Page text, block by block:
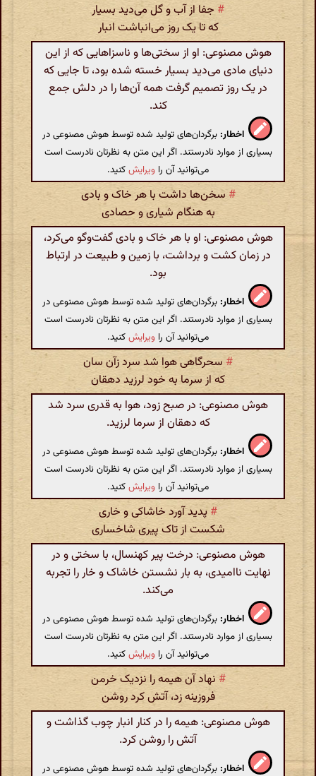
# جفا از آب و گل می‌دید بسیار
که تا یک روز می‌انباشت انبار
هوش مصنوعی: او از سختی‌ها و ناسزاهایی که از این
دنیای مادی می‌دید بسیار خسته شده بود، تا جایی که
در یک روز تصمیم گرفت همه آن‌ها را در دلش جمع
کند.
اخطار: برگردان‌های تولید شده توسط هوش مصنوعی در
بسیاری از موارد نادرستند. اگر این متن به نظرتان نادرست است
می‌توانید آن را ویرایشکنید.
# سخن‌ها داشت با هر خاک و بادی
به هنگام شیاری و حصادی
هوش مصنوعی: او با هر خاک و بادی گفت‌وگو می‌کرد،
در زمان کشت و برداشت، با زمین و طبیعت در ارتباط
بود.
اخطار: برگردان‌های تولید شده توسط هوش مصنوعی در
بسیاری از موارد نادرستند. اگر این متن به نظرتان نادرست است
می‌توانید آن را ویرایشکنید.
# سحرگاهی هوا شد سرد زآن سان
که از سرما به خود لرزید دهقان
هوش مصنوعی: در صبح زود، هوا به قدری سرد شد
که دهقان از سرما لرزید.
اخطار: برگردان‌های تولید شده توسط هوش مصنوعی در
بسیاری از موارد نادرستند. اگر این متن به نظرتان نادرست است
می‌توانید آن را ویرایشکنید.
# پدید آورد خاشاکی و خاری
شکست از تاک پیری شاخساری
هوش مصنوعی: درخت پیر کهنسال، با سختی و در
نهایت ناامیدی، به بار نشستن خاشاک و خار را تجربه
می‌کند.
اخطار: برگردان‌های تولید شده توسط هوش مصنوعی در
بسیاری از موارد نادرستند. اگر این متن به نظرتان نادرست است
می‌توانید آن را ویرایشکنید.
# نهاد آن هیمه را نزدیک خرمن
فروزینه زد، آتش کرد روشن
هوش مصنوعی: هیمه را در کنار انبار چوب گذاشت و
آتش را روشن کرد.
اخطار: برگردان‌های تولید شده توسط هوش مصنوعی در